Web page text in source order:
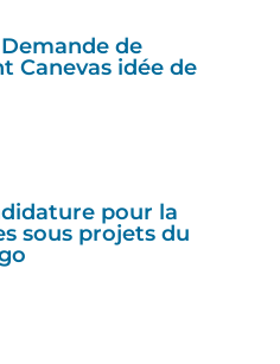
de
Canevas idée de
pour la
sous projets du